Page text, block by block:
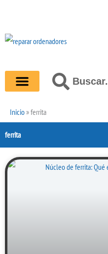
contenido
BuscarBuscar
Inicio»ferrita
ferrita